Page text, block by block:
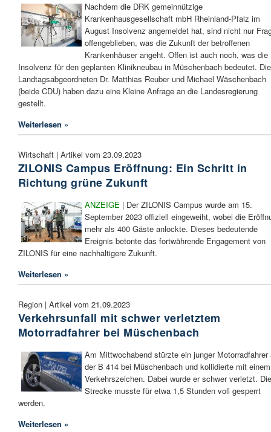
Nachdem die DRK gemeinnützige
Krankenhausgesellschaft mbH Rheinland-Pfalz im
August Insolvenz angemeldet hat, sind nicht nur
offengeblieben, was die Zukunft der betroffenen
Krankenhäuser angeht. Offen ist auch noch, was die
Insolvenz für den geplanten Klinikneubau in Müschenbach bedeutet. Die
Landtagsabgeordneten Dr. Matthias Reuber und Michael Wäschenbach
(beide CDU) haben dazu eine Kleine Anfrage an die Landesregierung
gestellt.
Weiterlesen »
Wirtschaft | Artikel vom 23.09.2023
ZILONIS Campus Eröffnung: Ein Schritt in
Richtung grüne Zukunft
ANZEIGE | Der ZILONIS Campus wurde am 15.
September 2023 offiziell eingeweiht, wobei die
mehr als 400 Gäste anlockte. Dieses bedeutende
Ereignis betonte das fortwährende Engagement von
ZILONIS für eine nachhaltigere Zukunft.
Weiterlesen »
Region | Artikel vom 21.09.2023
Verkehrsunfall mit schwer verletztem
Motorradfahrer bei Müschenbach
Am Mittwochabend stürzte ein junger Motorradfahrer
der B 414 bei Müschenbach und kollidierte mit einem
Verkehrszeichen. Dabei wurde er schwer verletzt. Die
Strecke musste für etwa 1,5 Stunden voll gesperrt
werden.
Weiterlesen »